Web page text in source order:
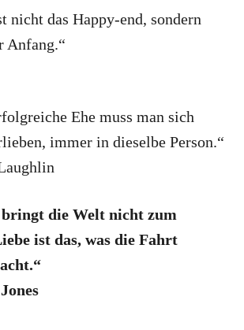
nicht das Happy-end, sondern
Anfang.“
Ehe muss man sich
immer in dieselbe Person.“
bringt die Welt nicht zum
ist das, was die Fahrt